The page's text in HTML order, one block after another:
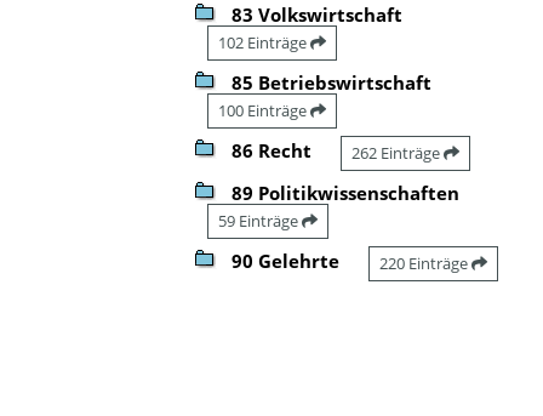
83 Volkswirtschaft
102 Einträge
85 Betriebswirtschaft
100 Einträge
86 Recht 262 Einträge
89 Politikwissenschaften
59 Einträge
90 Gelehrte 220 Einträge